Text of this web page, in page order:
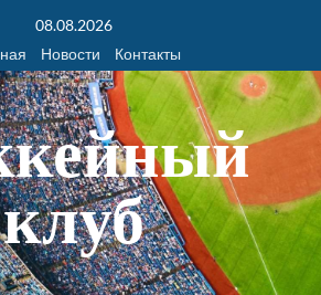
08.08.2026
Новости Контакты
клуб